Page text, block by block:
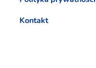
Kontakt